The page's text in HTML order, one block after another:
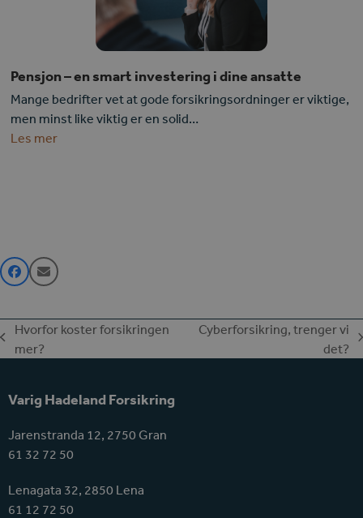
Pensjon – en smart investering i dine ansatte
Mange bedrifter vet at gode forsikringsordninger er viktige,
men minst like viktig er en solid…
Les mer
previous
Hvorfor koster forsikringen
mer?
Cyberforsikring, trenger vi
det?
Varig Hadeland Forsikring
Jarenstranda 12, 2750 Gran
61 32 72 50
Lenagata 32, 2850 Lena
61 12 72 50